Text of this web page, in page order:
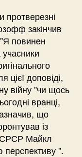
протверезні
закінчив
повинен
цієї доповіді,
війну "чи щось
вранці,
що
із
СРСР Майкл
".